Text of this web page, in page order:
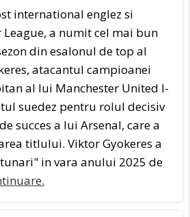
international englez si
a numit cel mai bun
din esalonul de top al
atacantul campioanei
al lui Manchester United l-
suedez pentru rolul decisiv
succes a lui Arsenal, care a
titlului. Viktor Gyokeres a
in vara anului 2025 de